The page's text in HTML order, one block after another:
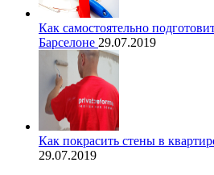
Как самостоятельно
Барселоне 29.07.2019
Как покрасить стены в
29.07.2019